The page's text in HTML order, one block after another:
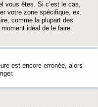
vous êtes. Si c’est le cas,
votre zone spécifique, ex.
comme la plupart des
idéal de le faire.
est encore erronée, alors